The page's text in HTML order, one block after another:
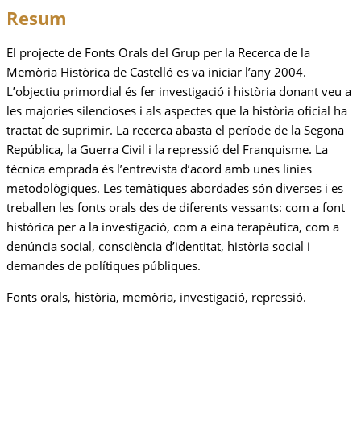
Resum
El projecte de Fonts Orals del Grup per la Recerca de la
Memòria Històrica de Castelló es va iniciar l’any 2004.
L’objectiu primordial és fer investigació i història donant veu a
les majories silencioses i als aspectes que la història oficial ha
tractat de suprimir. La recerca abasta el període de la Segona
República, la Guerra Civil i la repressió del Franquisme. La
tècnica emprada és l’entrevista d’acord amb unes línies
metodològiques. Les temàtiques abordades són diverses i es
treballen les fonts orals des de diferents vessants: com a font
històrica per a la investigació, com a eina terapèutica, com a
denúncia social, consciència d’identitat, història social i
demandes de polítiques públiques.
Fonts orals, història, memòria, investigació, repressió.